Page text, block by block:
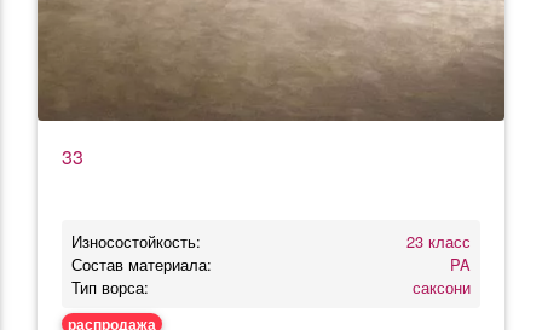
33
Износостойкость:
23 класс
Состав материала:
PA
Тип ворса:
саксони
распродажа